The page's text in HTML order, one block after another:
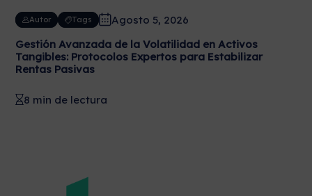
Autor Tags
Agosto 5, 2026
Gestión Avanzada de la Volatilidad en Activos
Tangibles: Protocolos Expertos para Estabilizar
Rentas Pasivas
8 min de lectura